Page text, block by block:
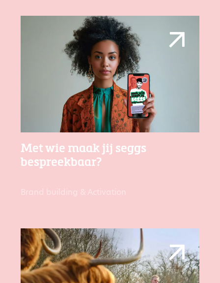
Met wie maak jij seggs
bespreekbaar?